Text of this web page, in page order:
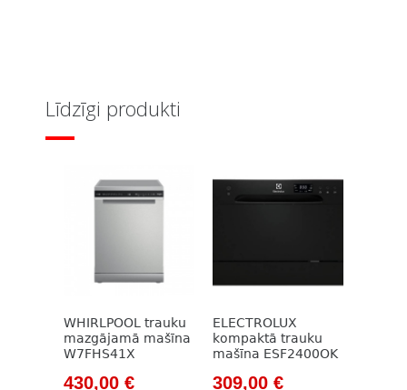
Līdzīgi produkti
WHIRLPOOL trauku
mazgājamā mašīna
W7FHS41X
Original
430,00 €Current
ELECTROLUX
kompaktā trauku
mašīna ESF2400OK
Original
309,00 €Current